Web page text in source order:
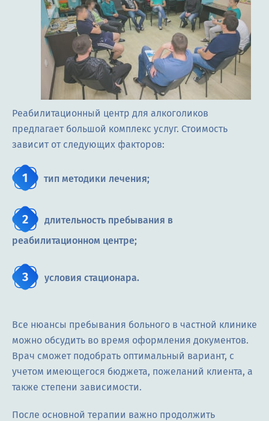
Реабилитационный центр для алкоголиков
предлагает большой комплекс услуг. Стоимость
зависит от следующих факторов:
тип методики лечения;
длительность пребывания в
реабилитационном центре;
условия стационара.
Все нюансы пребывания больного в частной клинике
можно обсудить во время оформления документов.
Врач сможет подобрать оптимальный вариант, с
учетом имеющегося бюджета, пожеланий клиента, а
также степени зависимости.
После основной терапии важно продолжить